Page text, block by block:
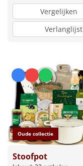
Vergelijken
Verlanglijst
Oude collectie
Stoofpot